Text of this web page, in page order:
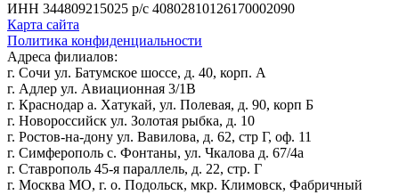
ИНН 344809215025 р/с 40802810126170002090
Карта сайта
Политика конфиденциальности
Адреса филиалов:
г. Сочи ул. Батумское шоссе, д. 40, корп. А
г. Адлер ул. Авиационная 3/1В
г. Краснодар а. Хатукай, ул. Полевая, д. 90, корп Б
г. Новороссийск ул. Золотая рыбка, д. 10
г. Ростов-на-дону ул. Вавилова, д. 62, стр Г, оф. 11
г. Симферополь с. Фонтаны, ул. Чкалова д. 67/4а
г. Ставрополь 45-я параллель, д. 22, стр. Г
г. Москва МО, г. о. Подольск, мкр. Климовск, Фабричный